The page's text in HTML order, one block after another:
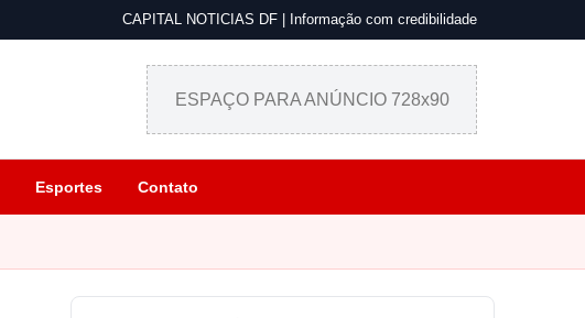
CAPITAL NOTICIAS DF | Informação com credibilidade
ESPAÇO PARA ANÚNCIO 728x90
Esportes Contato